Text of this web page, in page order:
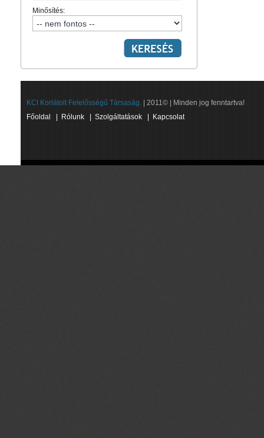
Minősítés:
KCI Korlátolt Felelősségű Társaság. | 2011© | Minden jog fenntartva!
Főoldal
Rólunk Szolgáltatások Kapcsolat